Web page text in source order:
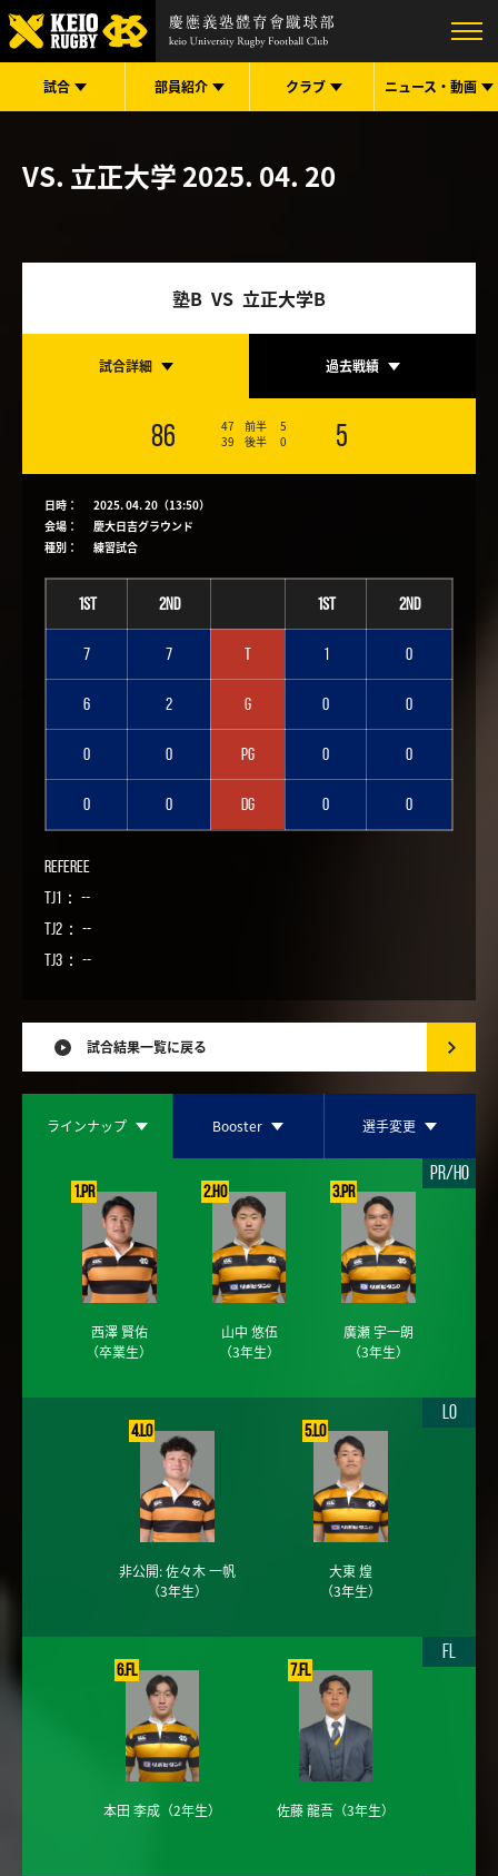
試合 部員紹介 クラブ ニュース・ 動画
VS. 立正大学2025. 04. 20
塾B VS 立正大学B
試合詳細 過去戦績
86 47 前半
5
39
後半 0 5
日時：
2025. 04. 20（13:50）
会場：
慶大日吉グラウンド
種別：
練習試合
1st 2nd 1st 2nd
7 7 T 1 0
6 2 G 0 0
0 0 PG 0 0
0 0 DG 0 0
Referee
TJ1： --
TJ2： --
TJ3： --
試合結果一覧に戻る
ラインナップ Booster 選手変更
1.PR
西澤 賢佑
（卒業生）
2.HO
山中 悠伍
（3年生）
3.PR
廣瀬 宇一朗
（3年生）
PR/HO
4.LO
非公開: 佐々木 一帆
（3年生）
5.LO
大東 煌
（3年生）
LO
6.FL
本田 李成 （2年生）
7.FL
佐藤 龍吾（3年生）
FL